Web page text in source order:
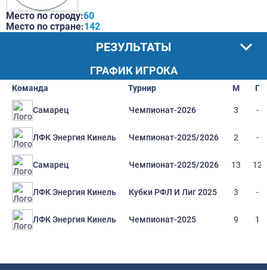
Место по городу:60
Место по стране:142
РЕЗУЛЬТАТЫ
ГРАФИК ИГРОКА
Команда Турнир М Г
Самарец Чемпионат-2026 3 -
ЛФК Энергия Кинель Чемпионат-2025/2026 2 -
Самарец Чемпионат-2025/2026 13 12
ЛФК Энергия Кинель Кубки РФЛ И Лиг 2025 3 -
ЛФК Энергия Кинель Чемпионат-2025 9 1